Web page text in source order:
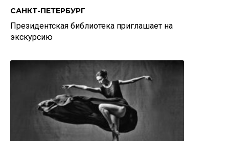
САНКТ-ПЕТЕРБУРГ
Президентская библиотека приглашает на
экскурсию